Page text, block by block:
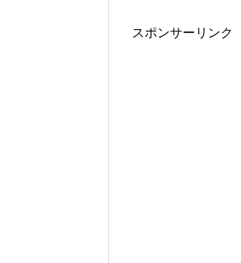
スポンサーリンク